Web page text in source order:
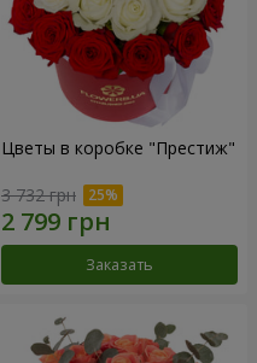
Цветы в коробке "Престиж"
3 732 грн
Заказать